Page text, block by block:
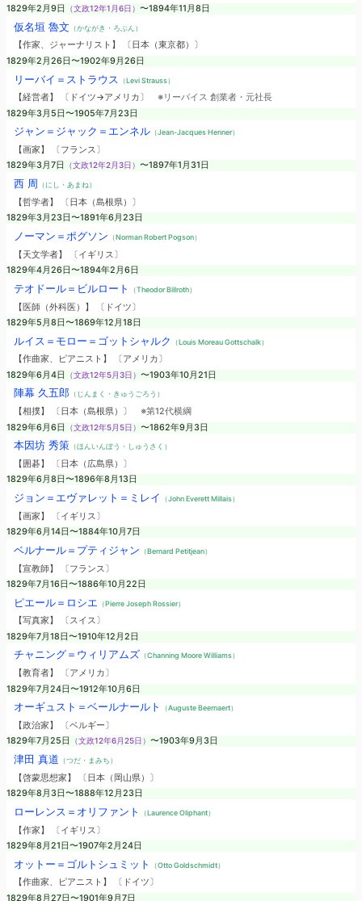
1829年2月9日
（文政12年1月6日） 〜1894年11月8日
仮名垣 魯文 （かながき・ろぶん）
【作家、ジャーナリスト】 〔日本（東京都）〕
1829年2月26日〜1902年9月26日
リーバイ＝ストラウス （Levi Strauss）
【経営者】 〔ドイツ→アメリカ〕 ※リーバイス 創業者・元社長
1829年3月5日〜1905年7月23日
ジャン＝ジャック＝エンネル（Jean-Jacques Henner）
【画家】 〔フランス〕
1829年3月7日
（文政12年2月3日） 〜1897年1月31日
西 周 （にし・あまね）
【哲学者】 〔日本（島根県）〕
1829年3月23日〜1891年6月23日
ノーマン＝ポグソン （Norman Robert Pogson）
【天文学者】 〔イギリス〕
1829年4月26日〜1894年2月6日
テオドール＝ビルロート （Theodor Billroth）
【医師（外科医）】 〔ドイツ〕
1829年5月8日〜1869年12月18日
ルイス＝モロー＝ゴットシャルク （Louis Moreau Gottschalk）
【作曲家、ピアニスト】 〔アメリカ〕
1829年6月4日
（文政12年5月3日） 〜1903年10月21日
陣幕 久五郎（じんまく・きゅうごろう）
【相撲】 〔日本（島根県）〕 ※第12代横綱
1829年6月6日
（文政12年5月5日） 〜1862年9月3日
本因坊 秀策 （ほんいんぼう・しゅうさく）
【囲碁】 〔日本（広島県）〕
1829年6月8日〜1896年8月13日
ジョン＝エヴァレット＝ミレイ （John Everett Millais）
【画家】 〔イギリス〕
1829年6月14日〜1884年10月7日
ベルナール＝プティジャン （Bernard Petitjean）
【宣教師】 〔フランス〕
1829年7月16日〜1886年10月22日
ピエール＝ロシエ （Pierre Joseph Rossier）
【写真家】 〔スイス〕
1829年7月18日〜1910年12月2日
チャニング＝ウィリアムズ （Channing Moore Williams）
【教育者】 〔アメリカ〕
1829年7月24日〜1912年10月6日
オーギュスト＝ベールナールト （Auguste Beernaert）
【政治家】 〔ベルギー〕
1829年7月25日
（文政12年6月25日） 〜1903年9月3日
津田 真道 （つだ・まみち）
【啓蒙思想家】 〔日本（岡山県）〕
1829年8月3日〜1888年12月23日
ローレンス＝オリファント （Laurence Oliphant）
【作家】 〔イギリス〕
1829年8月21日〜1907年2月24日
オットー＝ゴルトシュミット （Otto Goldschmidt）
【作曲家、ピアニスト】 〔ドイツ〕
1829年8月27日〜1901年9月7日